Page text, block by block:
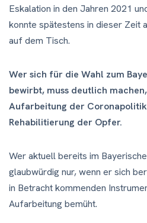
Eskalation in den Jahren 2021
konnte spätestens in dieser Zeit
auf dem Tisch.
Wer sich für die Wahl zum
bewirbt, muss deutlich
Aufarbeitung der
Rehabilitierung der Opfer.
Wer aktuell bereits im
glaubwürdig nur, wenn er sich
in Betracht kommenden
Aufarbeitung bemüht.